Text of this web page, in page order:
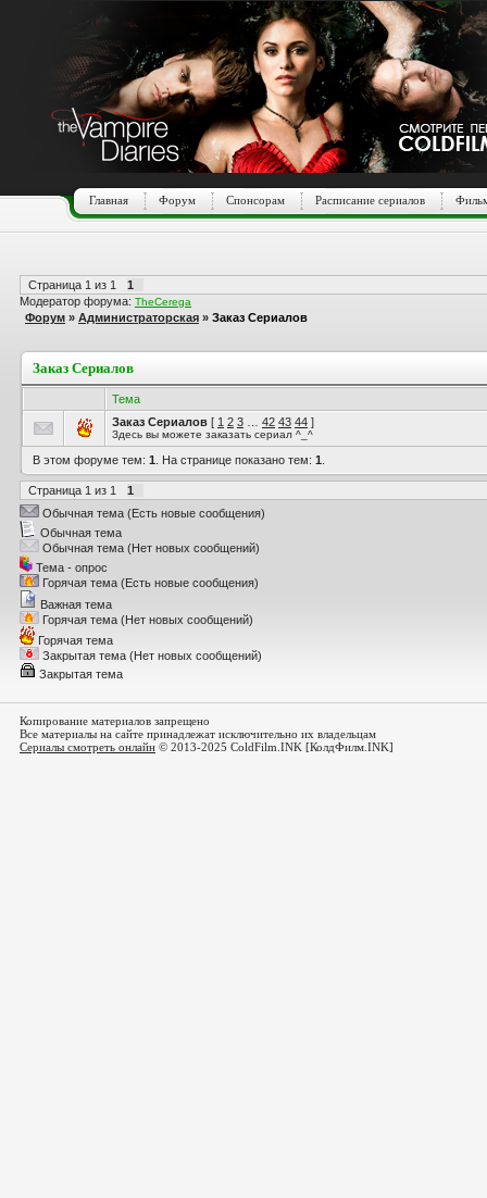
Главная Форум Спонсорам Расписание сериалов
Страница 1 из 1
1
Модератор форума: TheCerega
Форум » Администраторская » Заказ Сериалов
Заказ Сериалов
Тема
Заказ Сериалов [ 1 2 3 42 43 44 ]
Здесь вы можете заказать сериал ^_^
В этом форуме тем: 1 . На странице показано тем: 1
Страница 1 из 1
1
Обычная тема (Есть новые сообщения)
Обычная тема
Обычная тема (Нет новых сообщений)
Тема - опрос
Горячая тема (Есть новые сообщения)
Важная тема
Горячая тема (Нет новых сообщений)
Горячая тема
Закрытая тема (Нет новых сообщений)
Закрытая тема
Копирование материалов запрещено
Все материалы на сайте принадлежат исключительно их владельцам
Сериалы смотреть онлайн © 2013-2025 ColdFilm.INK [КолдФилм.INK]